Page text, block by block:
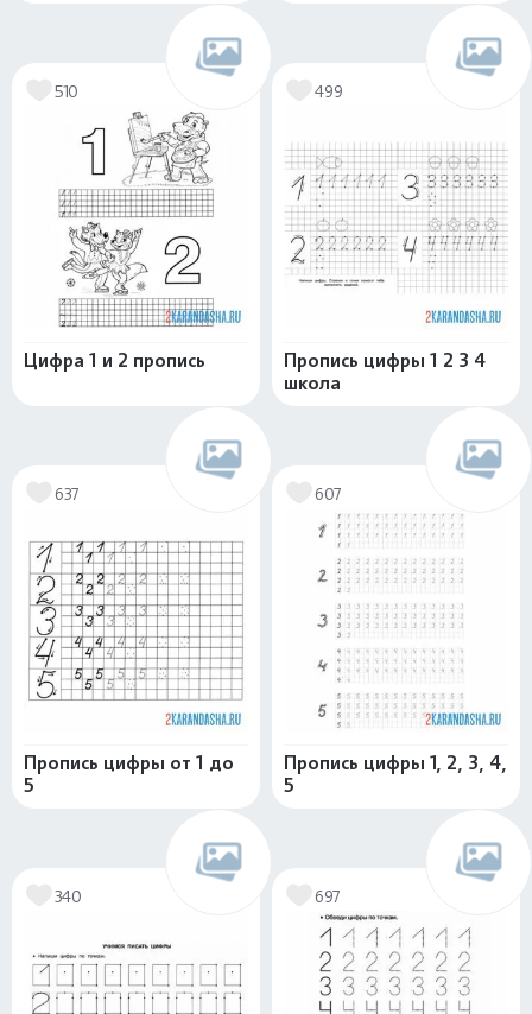
510
Цифра 1 и 2 пропись
499
Пропись цифры 1 2 3 4
школа
637
Пропись цифры от 1 до
5
607
Пропись цифры 1, 2, 3, 4,
5
340 697